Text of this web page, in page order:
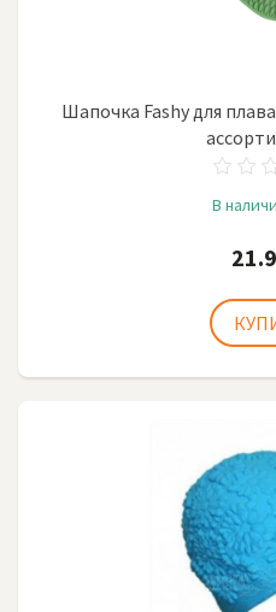
Шапочка Fashy для
В